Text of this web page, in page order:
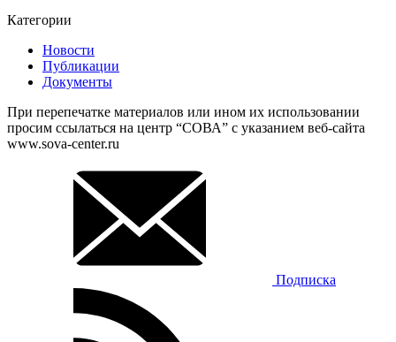
Категории
Новости
Публикации
Документы
При перепечатке материалов или ином их использовании
просим ссылаться на центр “СОВА” с указанием веб-сайта
www.sova-center.ru
Подписка